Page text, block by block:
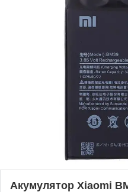
Акумулятор Xiaomi